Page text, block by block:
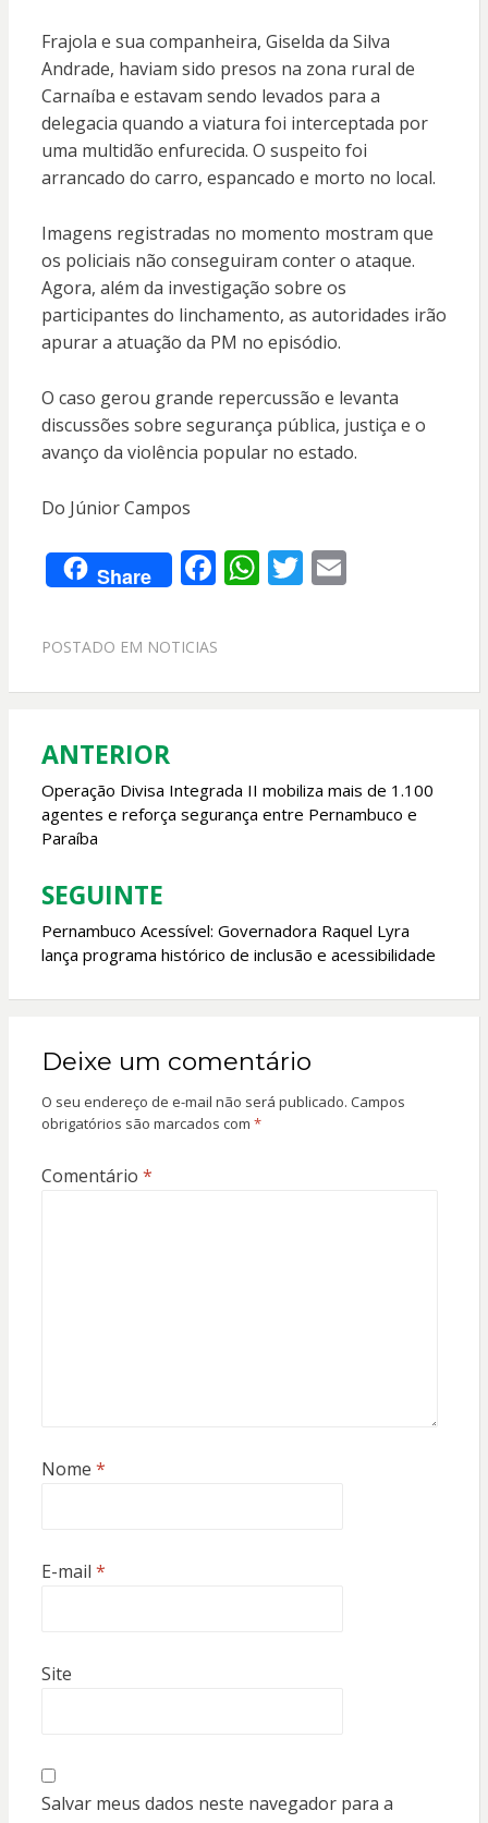
Frajola e sua companheira, Giselda da Silva
Andrade, haviam sido presos na zona rural de
Carnaíba e estavam sendo levados para a
delegacia quando a viatura foi interceptada por
uma multidão enfurecida. O suspeito foi
arrancado do carro, espancado e morto no local.
Imagens registradas no momento mostram que
os policiais não conseguiram conter o ataque.
Agora, além da investigação sobre os
participantes do linchamento, as autoridades irão
apurar a atuação da PM no episódio.
O caso gerou grande repercussão e levanta
discussões sobre segurança pública, justiça e o
avanço da violência popular no estado.
Do Júnior Campos
Share F
e
o
k
W
A
p
T E
POSTADO EM NOTICIAS
Navegação
de
Post
ANTERIOR
Operação Divisa Integrada II mobiliza mais de 1.100
agentes e reforça segurança entre Pernambuco e
Paraíba
SEGUINTE
Pernambuco Acessível: Governadora Raquel Lyra
lança programa histórico de inclusão e acessibilidade
Deixe um comentário
O seu endereço de e-mail não será publicado. Campos
obrigatórios são marcados com *
Comentário *
Nome *
E-mail *
Site
Salvar meus dados neste navegador para a